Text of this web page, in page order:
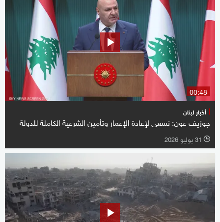
00:48
أخبار لبنان
جوزيف عون: نسعى لإعادة الإعمار وتأمين الشرعية الكاملة للدولة
l 31 يوليو 2026